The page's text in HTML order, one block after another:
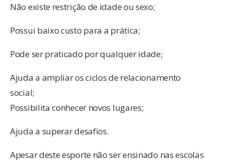
Não existe restrição de idade ou sexo;
Possui baixo custo para a prática;
Pode ser praticado por qualquer idade;
Ajuda a ampliar os ciclos de relacionamento
social;
Possibilita conhecer novos lugares;
Ajuda a superar desafios.
Apesar deste esporte não ser ensinado nas escolas